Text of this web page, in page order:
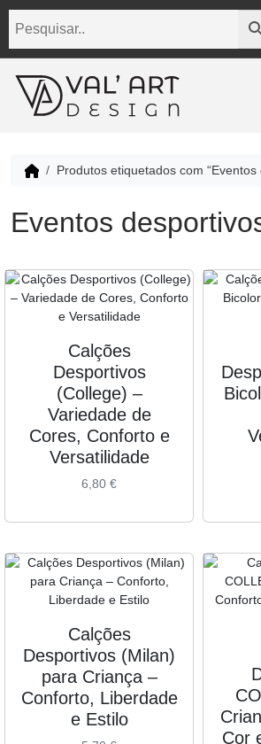
Produtos etiquetados com “Eventos
Eventos
Calções
Desportivos
(College) –
Variedade de
Cores, Conforto e
Versatilidade
6,80 €
Calções
Desportivos (Milan)
para Criança –
Conforto, Liberdade
e Estilo
Cor